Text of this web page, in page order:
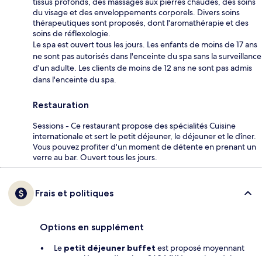
du visage et des enveloppements corporels. Divers soins
thérapeutiques sont proposés, dont l'aromathérapie et des
soins de réflexologie.
Le spa est ouvert tous les jours. Les enfants de moins de 17 ans
ne sont pas autorisés dans l'enceinte du spa sans la surveillance
d'un adulte. Les clients de moins de 12 ans ne sont pas admis
dans l'enceinte du spa.
Restauration
Sessions - Ce restaurant propose des spécialités Cuisine
internationale et sert le petit déjeuner, le déjeuner et le dîner.
Vous pouvez profiter d'un moment de détente en prenant un
verre au bar. Ouvert tous les jours.
Frais et politiques
Options en supplément
Le petit déjeuner buffet est proposé moyennant